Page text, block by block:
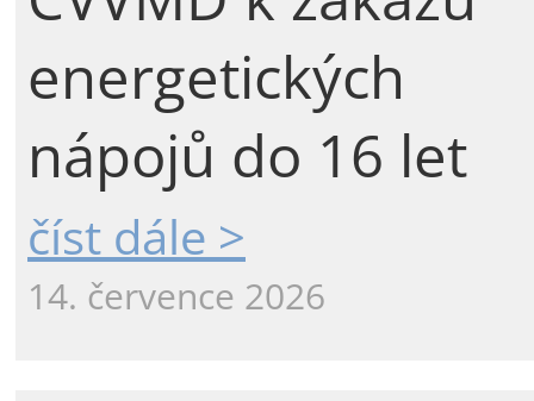
energetických
nápojů do 16 let
číst dále >
14. července 2026